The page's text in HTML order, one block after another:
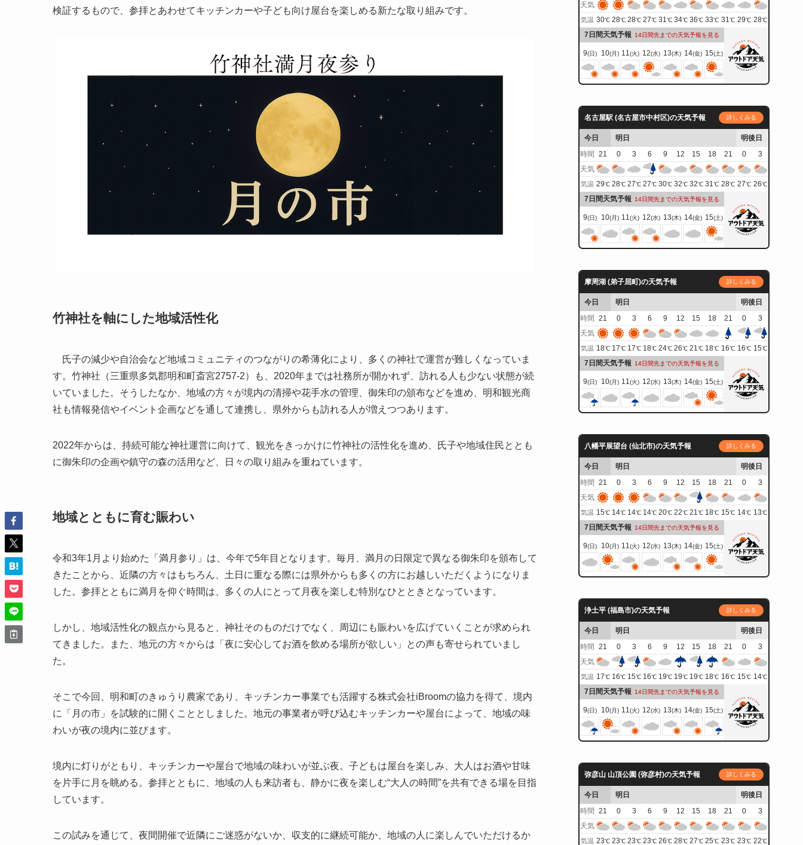
検証するもので、参拝とあわせてキッチンカーや子ども向け屋台を楽しめる新たな取り組みです。
竹神社を軸にした地域活性化
氏子の減少や自治会など地域コミュニティのつながりの希薄化により、多くの神社で運営が難しくなっていま
す。竹神社（三重県多気郡明和町斎宮2757-2）も、2020年までは社務所が開かれず、訪れる人も少ない状態が続
いていました。そうしたなか、地域の方々が境内の清掃や花手水の管理、御朱印の頒布などを進め、明和観光商
社も情報発信やイベント企画などを通して連携し、県外からも訪れる人が増えつつあります。
2022年からは、持続可能な神社運営に向けて、観光をきっかけに竹神社の活性化を進め、氏子や地域住民ととも
に御朱印の企画や鎮守の森の活用など、日々の取り組みを重ねています。
地域とともに育む賑わい
令和3年1月より始めた「満月参り」は、今年で5年目となります。毎月、満月の日限定で異なる御朱印を頒布して
きたことから、近隣の方々はもちろん、土日に重なる際には県外からも多くの方にお越しいただくようになりま
した。参拝とともに満月を仰ぐ時間は、多くの人にとって月夜を楽しむ特別なひとときとなっています。
しかし、地域活性化の観点から見ると、神社そのものだけでなく、周辺にも賑わいを広げていくことが求められ
てきました。また、地元の方々からは「夜に安心してお酒を飲める場所が欲しい」との声も寄せられていまし
た。
そこで今回、明和町のきゅうり農家であり、キッチンカー事業でも活躍する株式会社iBroomの協力を得て、境内
に「月の市」を試験的に開くこととしました。地元の事業者が呼び込むキッチンカーや屋台によって、地域の味
わいが夜の境内に並びます。
境内に灯りがともり、キッチンカーや屋台で地域の味わいが並ぶ夜。子どもは屋台を楽しみ、大人はお酒や甘味
を片手に月を眺める。参拝とともに、地域の人も来訪者も、静かに夜を楽しむ“大人の時間”を共有できる場を目指
しています。
この試みを通じて、夜間開催で近隣にご迷惑がないか、収支的に継続可能か、地域の人に楽しんでいただけるか
天気
気温 30℃ 28℃ 28℃ 27℃ 31℃ 34℃ 36℃ 33℃ 31℃ 29℃ 28℃
7日間天気予報 14日間先までの天気予報を見る
9(日) 10(月) 11(火) 12(水) 13(木) 14(金) 15(土)
名古屋駅 (名古屋市中村区)の天気予報 詳しくみる
今日 明日
明後日
時間
21 0 3 6 9 12 15 18 21 0
3
天気
気温 29℃ 28℃ 27℃ 27℃ 30℃ 32℃ 32℃ 31℃ 28℃ 27℃ 26℃
7日間天気予報 14日間先までの天気予報を見る
9(日) 10(月) 11(火) 12(水) 13(木) 14(金) 15(土)
摩周湖 (弟子屈町)の天気予報 詳しくみる
今日 明日
明後日
時間
21 0 3 6 9 12 15 18 21 0
3
天気
気温 18℃ 17℃ 17℃ 18℃ 24℃ 26℃ 21℃ 18℃ 16℃ 16℃ 15℃
7日間天気予報 14日間先までの天気予報を見る
9(日) 10(月) 11(火) 12(水) 13(木) 14(金) 15(土)
八幡平展望台 (仙北市)の天気予報 詳しくみる
今日 明日
明後日
時間
21 0 3 6 9 12 15 18 21 0
3
天気
気温 15℃ 14℃ 14℃ 14℃ 20℃ 22℃ 21℃ 18℃ 15℃ 14℃ 13℃
7日間天気予報 14日間先までの天気予報を見る
9(日) 10(月) 11(火) 12(水) 13(木) 14(金) 15(土)
浄土平 (福島市)の天気予報 詳しくみる
今日 明日
明後日
時間
21 0 3 6 9 12 15 18 21 0
3
天気
気温 17℃ 16℃ 15℃ 16℃ 19℃ 19℃ 19℃ 18℃ 16℃ 15℃ 14℃
7日間天気予報 14日間先までの天気予報を見る
9(日) 10(月) 11(火) 12(水) 13(木) 14(金) 15(土)
弥彦山 山頂公園 (弥彦村)の天気予報 詳しくみる
今日 明日
明後日
時間
21 0 3 6 9 12 15 18 21 0
3
天気
気温 23℃ 23℃ 23℃ 23℃ 26℃ 28℃ 27℃ 25℃ 23℃ 23℃ 22℃